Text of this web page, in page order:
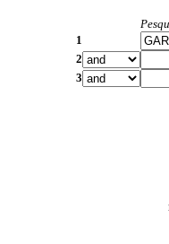
1
2
3